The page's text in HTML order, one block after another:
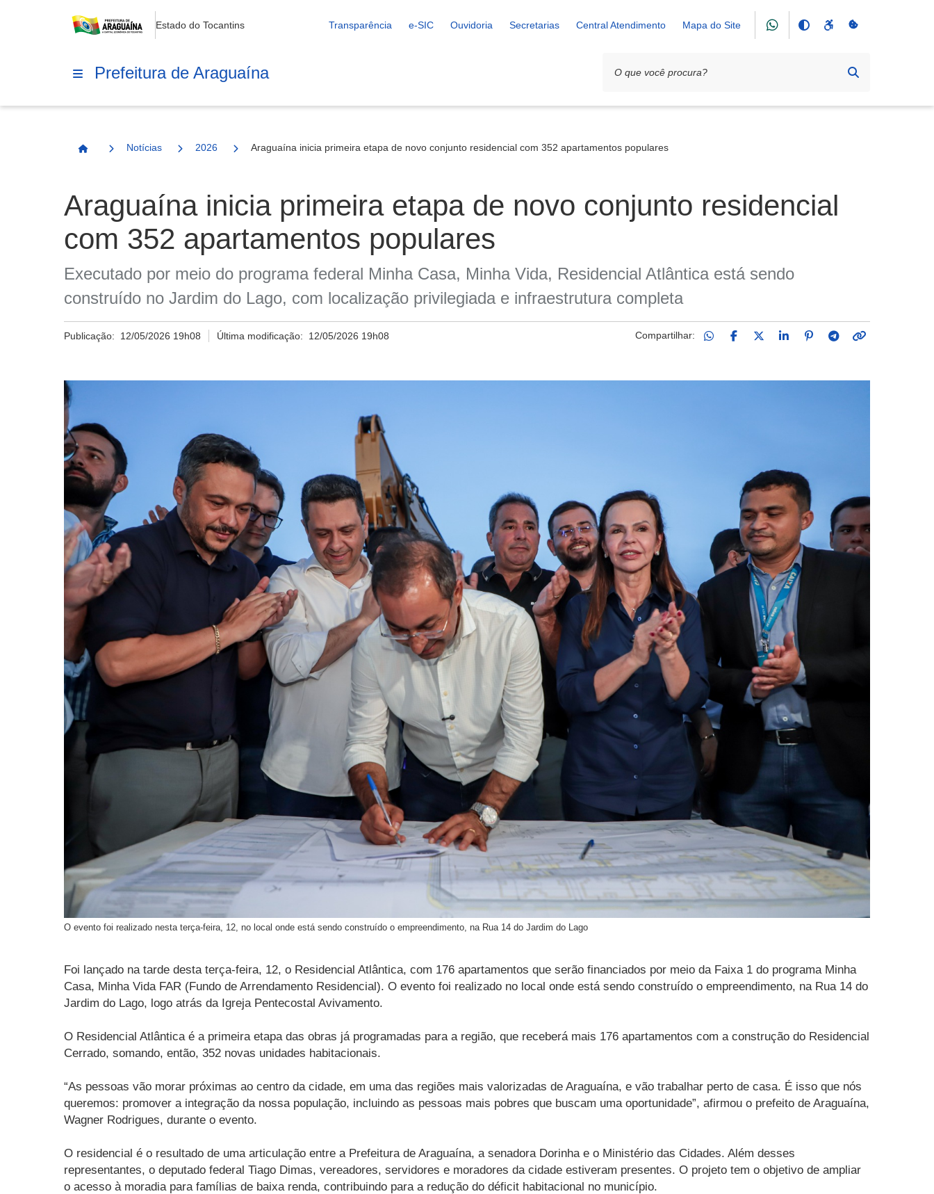
Estado do Tocantins Transparência e-SIC Ouvidoria Secretarias Central Atendimento Mapa do Site
Prefeitura de Araguaína
Página Inicial
Notícias 2026 Araguaína inicia primeira etapa de novo conjunto residencial com 352 apartamentos populares
Araguaína inicia primeira etapa de novo conjunto residencial
com 352 apartamentos populares
Executado por meio do programa federal Minha Casa, Minha Vida, Residencial Atlântica está sendo
construído no Jardim do Lago, com localização privilegiada e infraestrutura completa
Publicação: 12/05/2026 19h08 Última modificação: 12/05/2026 19h08 Compartilhar:
O evento foi realizado nesta terça-feira, 12, no local onde está sendo construído o empreendimento, na Rua 14 do Jardim do Lago
Foi lançado na tarde desta terça-feira, 12, o Residencial Atlântica, com 176 apartamentos que serão financiados por meio da Faixa 1 do programa Minha
Casa, Minha Vida FAR (Fundo de Arrendamento Residencial). O evento foi realizado no local onde está sendo construído o empreendimento, na Rua 14 do
Jardim do Lago, logo atrás da Igreja Pentecostal Avivamento.
O Residencial Atlântica é a primeira etapa das obras já programadas para a região, que receberá mais 176 apartamentos com a construção do Residencial
Cerrado, somando, então, 352 novas unidades habitacionais.
“As pessoas vão morar próximas ao centro da cidade, em uma das regiões mais valorizadas de Araguaína, e vão trabalhar perto de casa. É isso que nós
queremos: promover a integração da nossa população, incluindo as pessoas mais pobres que buscam uma oportunidade”, afirmou o prefeito de Araguaína,
Wagner Rodrigues, durante o evento.
O residencial é o resultado de uma articulação entre a Prefeitura de Araguaína, a senadora Dorinha e o Ministério das Cidades. Além desses
representantes, o deputado federal Tiago Dimas, vereadores, servidores e moradores da cidade estiveram presentes. O projeto tem o objetivo de ampliar
o acesso à moradia para famílias de baixa renda, contribuindo para a redução do déficit habitacional no município.